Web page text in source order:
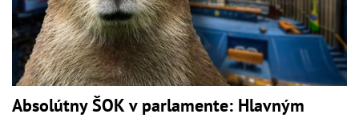
Absolútny ŠOK v parlamente: Hlavným